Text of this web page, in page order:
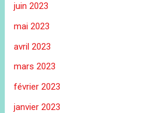
juin 2023
mai 2023
avril 2023
mars 2023
février 2023
janvier 2023